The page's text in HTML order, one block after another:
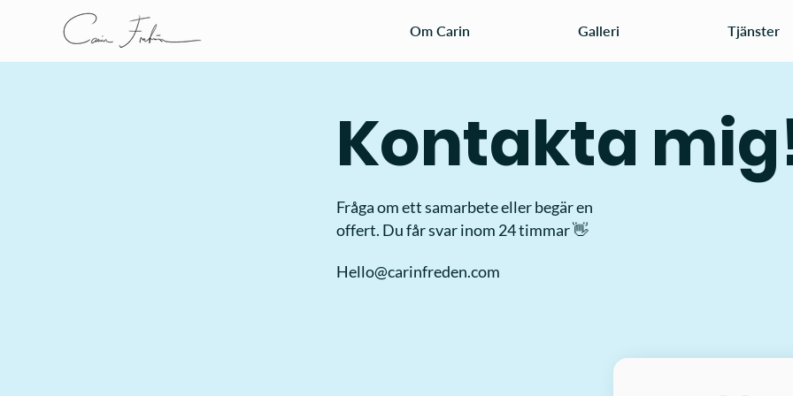
Om Carin Galleri Tjänster
Kontakta
Fråga om ett samarbete eller begär en
offert. Du får svar inom 24 timmar 👋
Hello@carinfreden.com